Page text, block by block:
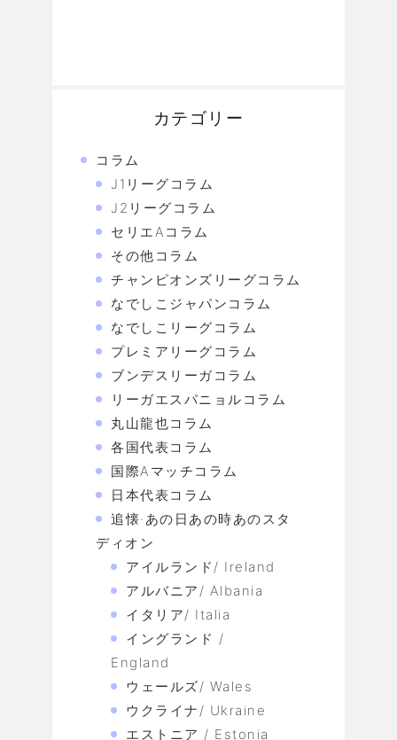
カテゴリー
コラム
J1リーグコラム
J2リーグコラム
セリエAコラム
その他コラム
チャンピオンズリーグコラム
なでしこジャパンコラム
なでしこリーグコラム
プレミアリーグコラム
ブンデスリーガコラム
リーガエスパニョルコラム
丸山龍也コラム
各国代表コラム
国際Aマッチコラム
日本代表コラム
追懐·あの日あの時あのスタ
ディオン
アイルランド/ Ireland
アルバニア/ Albania
イタリア/ Italia
イングランド /
England
ウェールズ/ Wales
ウクライナ/ Ukraine
エストニア / Estonia